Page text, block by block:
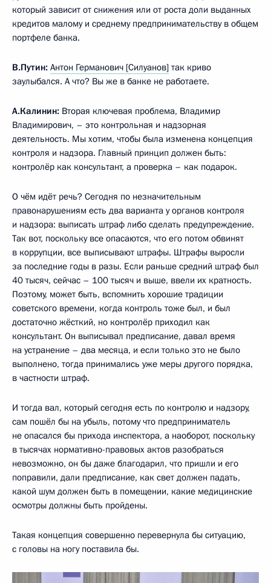
который зависит от снижения или от роста доли выданных
кредитов малому и среднему предпринимательству в общем
портфеле банка.
В.Путин: Антон Германович [Силуанов] так криво
заулыбался. А что? Вы же в банке не работаете.
А.Калинин: Вторая ключевая проблема, Владимир
Владимирович, – это контрольная и надзорная
деятельность. Мы хотим, чтобы была изменена концепция
контроля и надзора. Главный принцип должен быть:
контролёр как консультант, а проверка – как подарок.
О чём идёт речь? Сегодня по незначительным
правонарушениям есть два варианта у органов контроля
и надзора: выписать штраф либо сделать предупреждение.
Так вот, поскольку все опасаются, что его потом обвинят
в коррупции, все выписывают штрафы. Штрафы выросли
за последние годы в разы. Если раньше средний штраф был
40 тысяч, сейчас – 100 тысяч и выше, ввели их кратность.
Поэтому, может быть, вспомнить хорошие традиции
советского времени, когда контроль тоже был, и был
достаточно жёсткий, но контролёр приходил как
консультант. Он выписывал предписание, давал время
на устранение – два месяца, и если только это не было
выполнено, тогда принимались уже меры другого порядка,
в частности штраф.
И тогда вал, который сегодня есть по контролю и надзору,
сам пошёл бы на убыль, потому что предприниматель
не опасался бы прихода инспектора, а наоборот, поскольку
в тысячах нормативно-правовых актов разобраться
невозможно, он бы даже благодарил, что пришли и его
поправили, дали предписание, как свет должен падать,
какой шум должен быть в помещении, какие медицинские
осмотры должны быть пройдены.
Такая концепция совершенно перевернула бы ситуацию,
с головы на ногу поставила бы.